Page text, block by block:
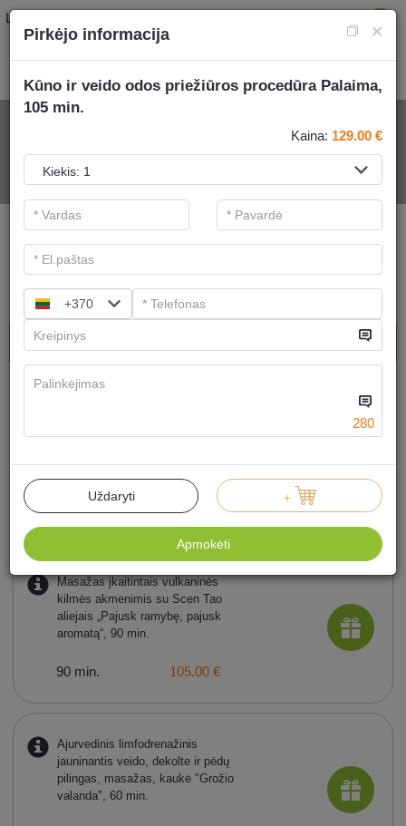
LT
.
Ieškoti
SPA procedūros
Ajurvediniai masažai
90 min. 145.00 €
Masažas įkaitintais vulkaninės
kilmės akmenimis su Scen Tao
aliejais „Pajusk ramybę, pajusk
aromatą“, 90 min.
90 min. 105.00 €
Ajurvedinis limfodrenažinis
jauninantis veido, dekolte ir pėdų
pilingas, masažas, kaukė "Grožio
valanda", 60 min.
×
Pirkėjo informacija
Kūno ir veido odos priežiūros procedūra Palaima,
105 min.
Kaina: 129.00 €
+370
280
Uždaryti +
Apmokėti